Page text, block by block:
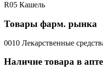
R05 Кашель
Товары фарм. рынка
0010 Лекарственные
Наличие товара в